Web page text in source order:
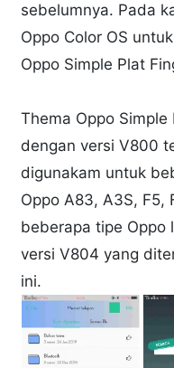
sebelumnya. Pada
Oppo Color OS
Oppo Simple Plat
Thema Oppo Simple
dengan versi V800
digunakam untuk
Oppo A83, A3S, F5,
beberapa tipe Oppo
versi V804 yang
ini.